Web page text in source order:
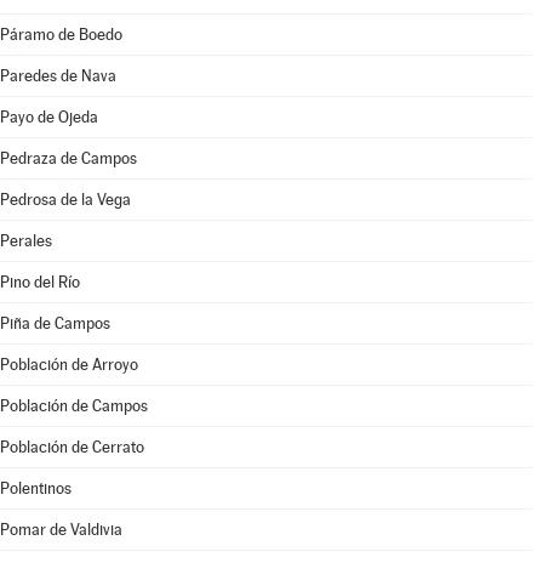
Páramo de Boedo
Paredes de Nava
Payo de Ojeda
Pedraza de Campos
Pedrosa de la Vega
Perales
Pino del Río
Piña de Campos
Población de Arroyo
Población de Campos
Población de Cerrato
Polentinos
Pomar de Valdivia